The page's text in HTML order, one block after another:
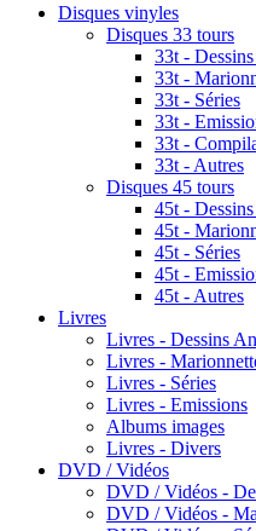
Disques vinyles
Disques 33 tours
33t -
33t -
33t - Séries
33t -
33t -
33t - Autres
Disques 45 tours
45t -
45t -
45t - Séries
45t -
45t - Autres
Livres
Livres - Dessins
Livres -
Livres - Séries
Livres - Emissions
Albums images
Livres - Divers
DVD / Vidéos
DVD / Vidéos -
DVD / Vidéos -